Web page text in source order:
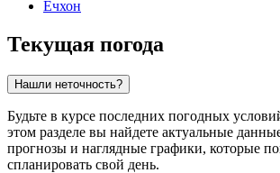
Ечхон
Текущая погода
Нашли неточность?
Будьте в курсе последних погодных
этом разделе вы найдете актуальные
прогнозы и наглядные графики, которые
спланировать свой день.